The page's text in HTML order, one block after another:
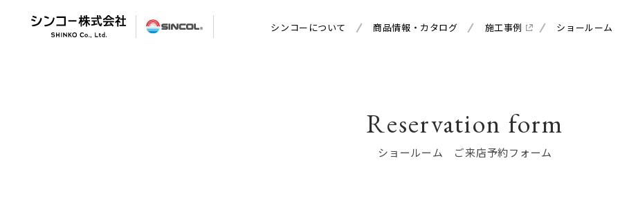
シンコーについて 商品情報・カタログ 施工事例 ショールーム
Reservation form
ショールーム ご来店予約フォーム